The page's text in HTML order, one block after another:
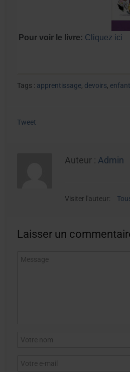
Pour voir le livre: Cliquez ici
Tags : apprentissage, devoirs,
Tweet
Auteur : Admin
Visiter l'auteur:
Laisser un